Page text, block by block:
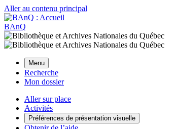
Aller au contenu principal
BAnQ
Menu
Recherche
Mon dossier
Aller sur place
Activités
Préférences de présentation visuelle